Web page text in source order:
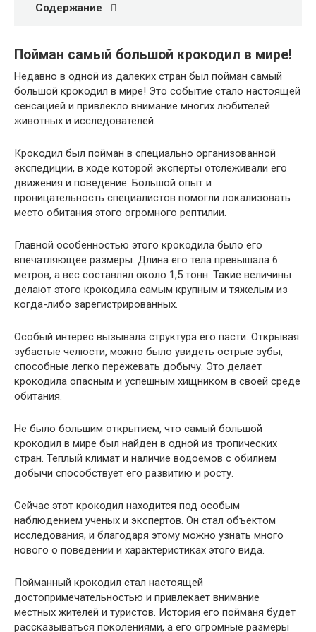
Содержание
Пойман самый большой крокодил в мире!
Недавно в одной из далеких стран был пойман самый
большой крокодил в мире! Это событие стало настоящей
сенсацией и привлекло внимание многих любителей
животных и исследователей.
Крокодил был пойман в специально организованной
экспедиции, в ходе которой эксперты отслеживали его
движения и поведение. Большой опыт и
проницательность специалистов помогли локализовать
место обитания этого огромного рептилии.
Главной особенностью этого крокодила было его
впечатляющее размеры. Длина его тела превышала 6
метров, а вес составлял около 1,5 тонн. Такие величины
делают этого крокодила самым крупным и тяжелым из
когда-либо зарегистрированных.
Особый интерес вызывала структура его пасти. Открывая
зубастые челюсти, можно было увидеть острые зубы,
способные легко пережевать добычу. Это делает
крокодила опасным и успешным хищником в своей среде
обитания.
Не было большим открытием, что самый большой
крокодил в мире был найден в одной из тропических
стран. Теплый климат и наличие водоемов с обилием
добычи способствует его развитию и росту.
Сейчас этот крокодил находится под особым
наблюдением ученых и экспертов. Он стал объектом
исследования, и благодаря этому можно узнать много
нового о поведении и характеристиках этого вида.
Пойманный крокодил стал настоящей
достопримечательностью и привлекает внимание
местных жителей и туристов. История его пойманя будет
рассказываться поколениями, а его огромные размеры